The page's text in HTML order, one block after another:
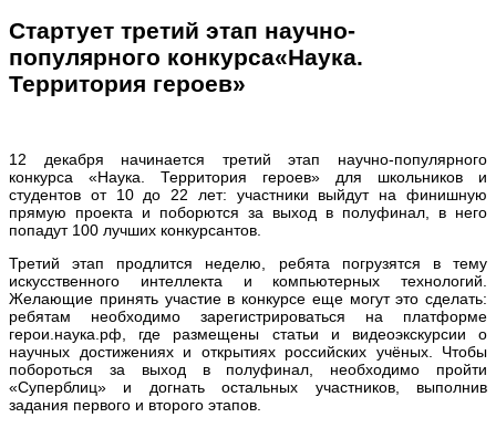
Стартует третий этап научно-
популярного конкурса«Наука.
Территория героев»
12 декабря начинается третий этап научно-популярного
конкурса «Наука. Территория героев» для школьников и
студентов от 10 до 22 лет: участники выйдут на финишную
прямую проекта и поборются за выход в полуфинал, в него
попадут 100 лучших конкурсантов.
Третий этап продлится неделю, ребята погрузятся в тему
искусственного интеллекта и компьютерных технологий.
Желающие принять участие в конкурсе еще могут это сделать:
ребятам необходимо зарегистрироваться на платформе
герои.наука.рф, где размещены статьи и видеоэкскурсии о
научных достижениях и открытиях российских учёных. Чтобы
побороться за выход в полуфинал, необходимо пройти
«Суперблиц» и догнать остальных участников, выполнив
задания первого и второго этапов.